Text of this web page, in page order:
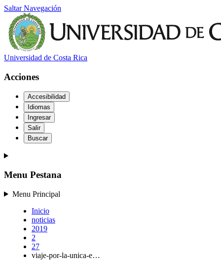
Saltar Navegación
Universidad de Costa Rica
Acciones
Accesibilidad
Idiomas
Ingresar
Salir
Buscar
Menu Pestana
Menu Principal
Inicio
noticias
2019
2
27
viaje-por-la-unica-e…